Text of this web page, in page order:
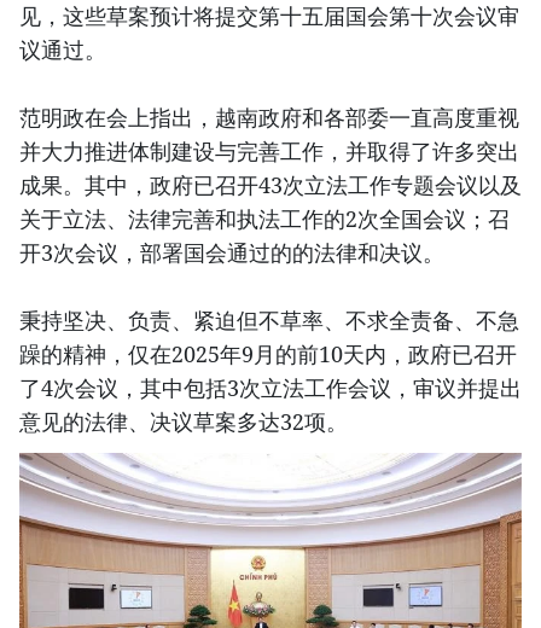
见，这些草案预计将提交第十五届国会第十次会议审
议通过。
范明政在会上指出，越南政府和各部委一直高度重视
并大力推进体制建设与完善工作，并取得了许多突出
成果。其中，政府已召开43次立法工作专题会议以及
关于立法、法律完善和执法工作的2次全国会议；召
开3次会议，部署国会通过的的法律和决议。
秉持坚决、负责、紧迫但不草率、不求全责备、不急
躁的精神，仅在2025年9月的前10天内，政府已召开
了4次会议，其中包括3次立法工作会议，审议并提出
意见的法律、决议草案多达32项。